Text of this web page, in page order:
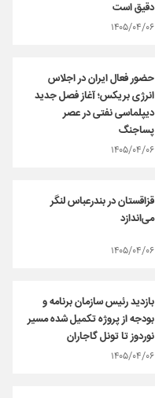
دقیق است
۱۴۰۵/۰۴/۰۶
حضور فعال ایران در اجلاس
انرژی بریکس؛ آغاز فصل جدید
دیپلماسی نفتی در عصر
پساجنگ
۱۴۰۵/۰۴/۰۶
قزاقستان در بندرعباس لنگر
می‌اندازد
۱۴۰۵/۰۴/۰۶
بازديد رئيس سازمان برنامه و
بودجه از پروژه‌ تكميل شده‌ مسير
نوردوز تا تونل گاجاران
۱۴۰۵/۰۴/۰۶